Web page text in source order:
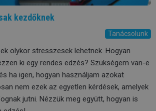
kezdőknek
Tanácsolunk
olykor stresszesek lehetnek. Hogyan
ki egy rendes edzés? Szükségem van-e
ha igen, hogyan használjam azokat
nem ezek az egyetlen kérdések, amelyek
jutni. Nézzük meg együtt, hogyan is